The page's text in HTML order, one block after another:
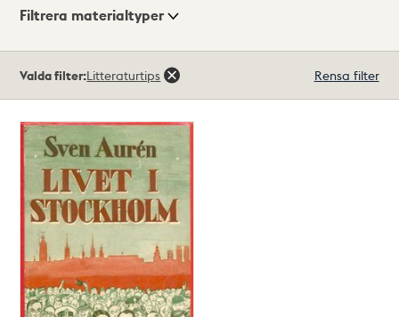
Visningsläge
Filtrera materialtyper
träffar
Valda filter:Litteraturtips Rensa filter